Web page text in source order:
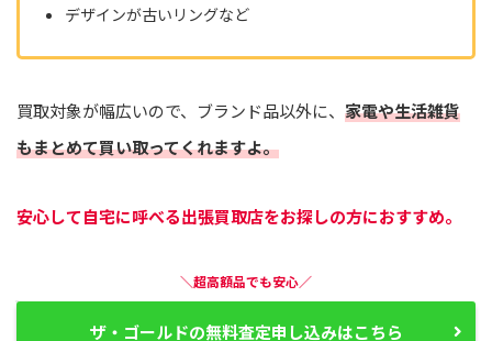
デザインが古いリングなど
買取対象が幅広いので、ブランド品以外に、 家電や生活雑貨
もまとめて買い取ってくれますよ。
安心して自宅に呼べる出張買取店をお探しの方におすすめ。
＼超高額品でも安心／
ザ・ゴールドの無料査定申し込みはこちら